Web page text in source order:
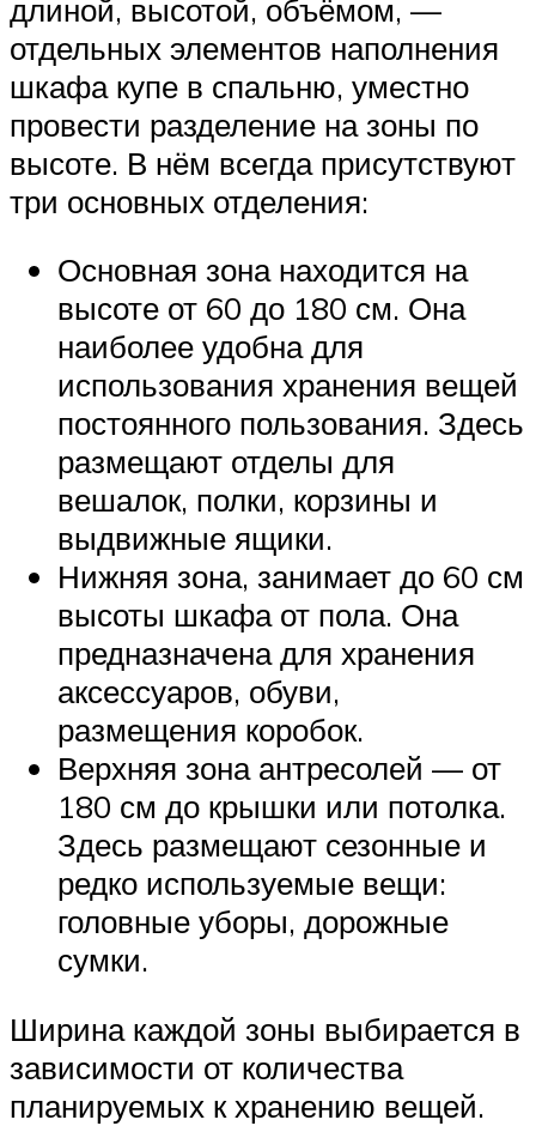
длиной, высотой, объёмом, —
отдельных элементов наполнения
шкафа купе в спальню, уместно
провести разделение на зоны по
высоте. В нём всегда присутствуют
три основных отделения:
Основная зона находится на
высоте от 60 до 180 см. Она
наиболее удобна для
использования хранения вещей
постоянного пользования. Здесь
размещают отделы для
вешалок, полки, корзины и
выдвижные ящики.
Нижняя зона, занимает до 60 см
высоты шкафа от пола. Она
предназначена для хранения
аксессуаров, обуви,
размещения коробок.
Верхняя зона антресолей — от
180 см до крышки или потолка.
Здесь размещают сезонные и
редко используемые вещи:
головные уборы, дорожные
сумки.
Ширина каждой зоны выбирается в
зависимости от количества
планируемых к хранению вещей.